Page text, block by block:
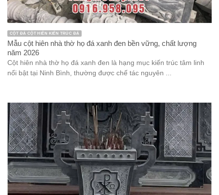
CỘT ĐÁ CỘT HIÊN KIẾN TRÚC ĐÁ
Mẫu cột hiên nhà thờ họ đá xanh đen bền vững, chất lượng
năm 2026
Cột hiên nhà thờ họ đá xanh đen là hạng mục kiến trúc tâm linh
nổi bật tại Ninh Bình, thường được chế tác nguyên ...